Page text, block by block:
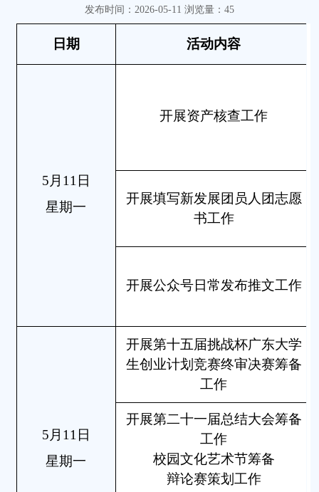
发布时间：2026-05-11 浏览量： 45
日期 活动内容
5月11日
星期一
开展资产核查工作
开展填写新发展团员人团志愿
书工作
开展公众号日常发布推文工作
5月11日
星期一
开展第十五届挑战杯广东大学
生创业计划竞赛终审决赛筹备
工作
开展第二十一届总结大会筹备
工作
校园文化艺术节筹备
辩论赛策划工作